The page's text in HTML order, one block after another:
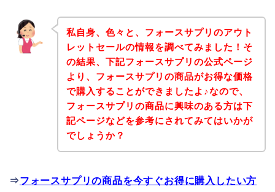
私自身、色々と、フォースサプリのアウト
レットセールの情報を調べてみました！そ
の結果、下記フォースサプリの公式ページ
より、フォースサプリの商品がお得な価格
で購入することができましたよ♪なので、
フォースサプリの商品に興味のある方は下
記ページなどを参考にされてみてはいかが
でしょうか？
⇒フォースサプリの商品を今すぐお得に購入したい方